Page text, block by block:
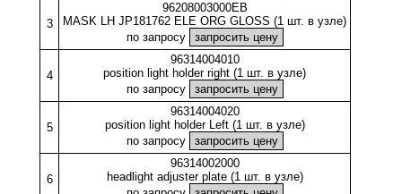
3
96208003000EB
MASK LH JP181762 ELE ORG GLOSS (1 шт. в узле)
по запросу
4
96314004010
position light holder right (1 шт. в узле)
по запросу
5
96314004020
position light holder Left (1 шт. в узле)
по запросу
6
96314002000
headlight adjuster plate (1 шт. в узле)